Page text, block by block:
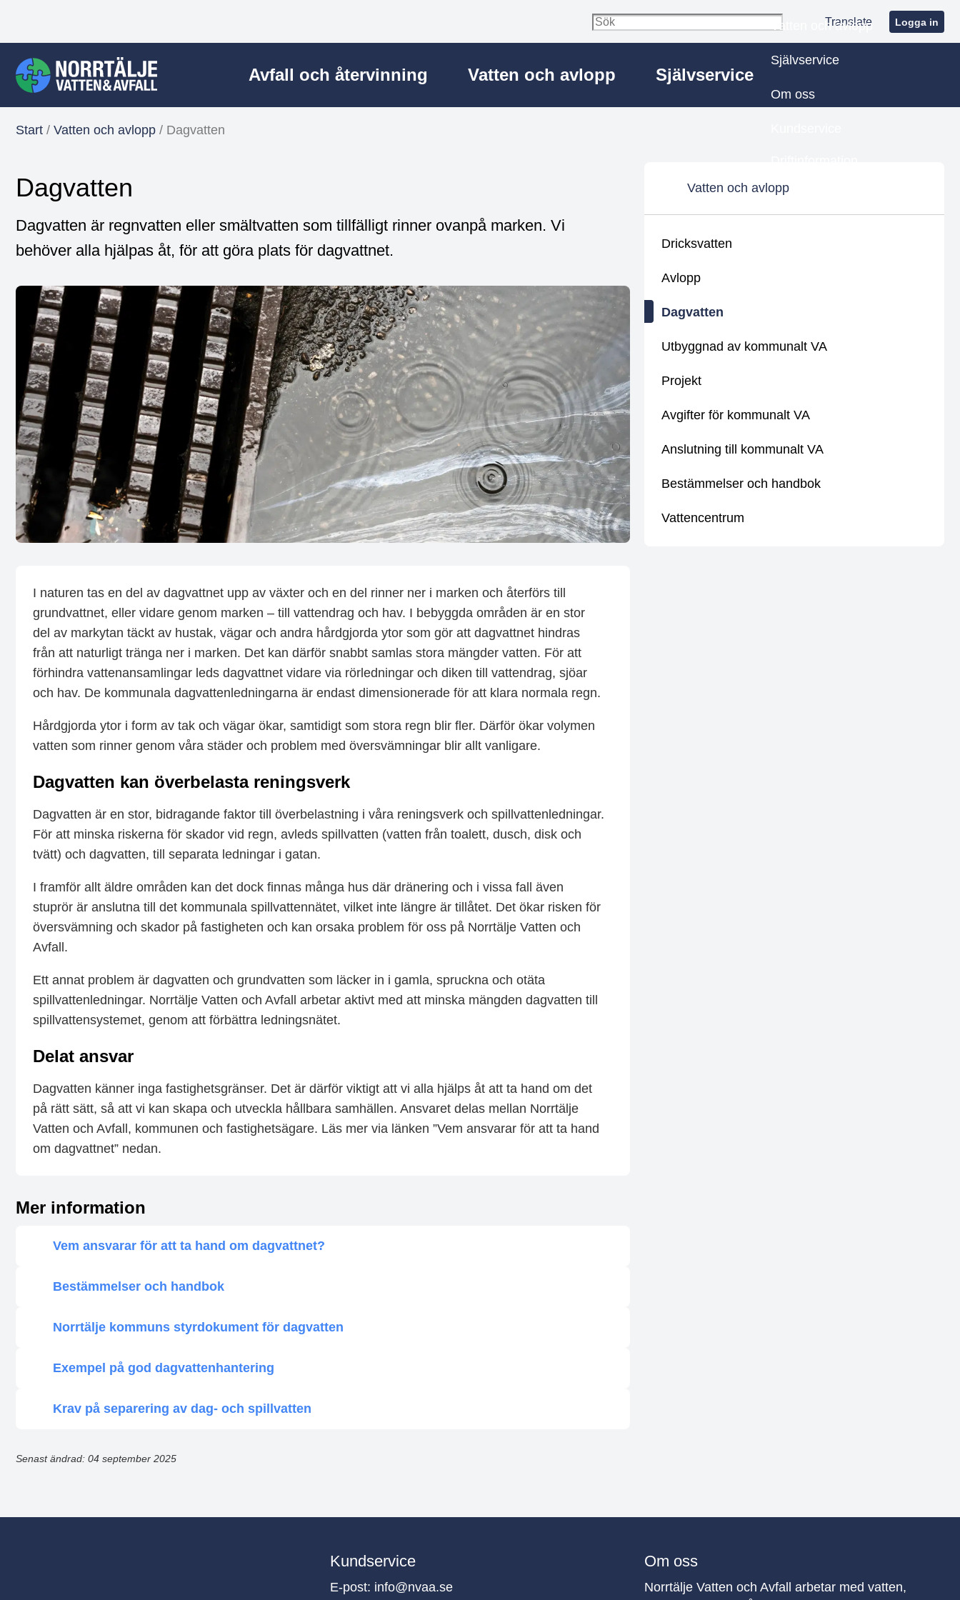
Translate Logga in
Avfall och återvinning Vatten och avlopp Självservice
Vatten och avlopp
Självservice
Om oss
Start / Vatten och avlopp / Dagvatten
Dagvatten
Dagvatten är regnvatten eller smältvatten som tillfälligt rinner ovanpå marken. Vi
behöver alla hjälpas åt, för att göra plats för dagvattnet.
I naturen tas en del av dagvattnet upp av växter och en del rinner ner i marken och återförs till
grundvattnet, eller vidare genom marken – till vattendrag och hav. I bebyggda områden är en stor
del av markytan täckt av hustak, vägar och andra hårdgjorda ytor som gör att dagvattnet hindras
från att naturligt tränga ner i marken. Det kan därför snabbt samlas stora mängder vatten. För att
förhindra vattenansamlingar leds dagvattnet vidare via rörledningar och diken till vattendrag, sjöar
och hav. De kommunala dagvattenledningarna är endast dimensionerade för att klara normala regn.
Hårdgjorda ytor i form av tak och vägar ökar, samtidigt som stora regn blir fler. Därför ökar volymen
vatten som rinner genom våra städer och problem med översvämningar blir allt vanligare.
Dagvatten kan överbelasta reningsverk
Dagvatten är en stor, bidragande faktor till överbelastning i våra reningsverk och spillvattenledningar.
För att minska riskerna för skador vid regn, avleds spillvatten (vatten från toalett, dusch, disk och
tvätt) och dagvatten, till separata ledningar i gatan.
I framför allt äldre områden kan det dock finnas många hus där dränering och i vissa fall även
stuprör är anslutna till det kommunala spillvattennätet, vilket inte längre är tillåtet. Det ökar risken för
översvämning och skador på fastigheten och kan orsaka problem för oss på Norrtälje Vatten och
Avfall.
Ett annat problem är dagvatten och grundvatten som läcker in i gamla, spruckna och otäta
spillvattenledningar. Norrtälje Vatten och Avfall arbetar aktivt med att minska mängden dagvatten till
spillvattensystemet, genom att förbättra ledningsnätet.
Delat ansvar
Dagvatten känner inga fastighetsgränser. Det är därför viktigt att vi alla hjälps åt att ta hand om det
på rätt sätt, så att vi kan skapa och utveckla hållbara samhällen. Ansvaret delas mellan Norrtälje
Vatten och Avfall, kommunen och fastighetsägare. Läs mer via länken ”Vem ansvarar för att ta hand
om dagvattnet” nedan.
Mer information
Vem ansvarar för att ta hand om dagvattnet?
Bestämmelser och handbok
Norrtälje kommuns styrdokument för dagvatten
Exempel på god dagvattenhantering
Krav på separering av dag- och spillvatten
Senast ändrad: 04 september 2025
Vatten och avlopp
Dricksvatten
Avlopp
Dagvatten
Utbyggnad av kommunalt VA
Projekt
Avgifter för kommunalt VA
Anslutning till kommunalt VA
Bestämmelser och handbok
Vattencentrum
Kundservice
E-post: info@nvaa.se
Om oss
Norrtälje Vatten och Avfall arbetar med vatten,